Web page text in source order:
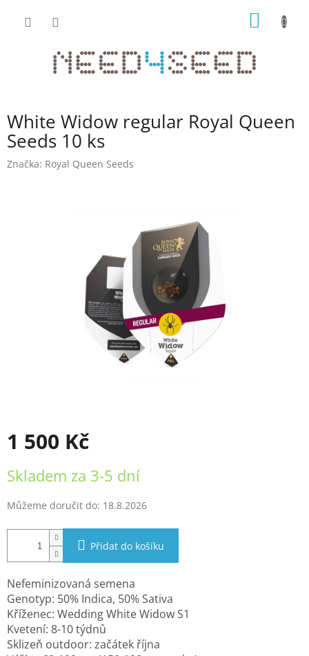
White Widow regular Royal Queen
Seeds 10 ks
Značka: Royal Queen Seeds
1 500 Kč
cena:
Skladem za 3-5 dní
Můžeme doručit do: 18.8.2026
Přidat do košíku
Nefeminizovaná semena
Genotyp: 50% Indica, 50% Sativa
Kříženec: Wedding White Widow S1
Kvetení: 8-10 týdnů
Sklizeň outdoor: začátek října